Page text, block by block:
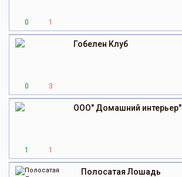
0 1
0 3
Гобелен Клуб
1 1
ООО" Домашний интерьер"
Полосатая Лошадь